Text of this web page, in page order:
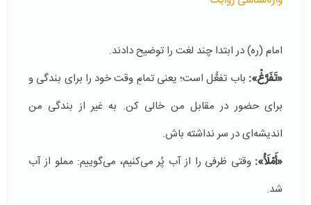
امام (ره) در ابتدا چند لغت را توضیح دادند.
«تَفَرَّغْ‏»: باب تفعُّل است؛ یعنی تمامِ وقت خود را برای بندگی و
برای حضور در مقابل من خالی کن. به غیر از بندگی من
اندیشه‌ای در سر نداشته باش.
«أَمْلَأْ»: وقتی ظرفی را از آب پُر می‌کنیم، می‌گوییم: مملو از آب
شد.